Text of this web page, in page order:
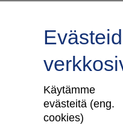
Tilaa uutiskirje
Käytämme
evästeitä (eng.
cookies)